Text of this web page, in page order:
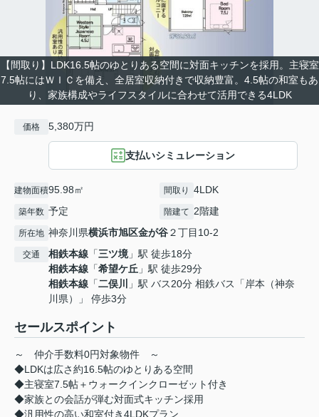
【間取り】LDK16.5帖のゆとりある空間に対面キッチンを採用。主寝室
7.5帖にはＷＩＣを備え、全居室収納付きで収納豊富。4.5帖の和室もあ
り、家族構成やライフスタイルに合わせて活用できる4LDK
価格 5,380万円
支払いシミュレーション
建物面積95.98㎡ 間取り 4LDK
築年数 予定 階建て 2階建
所在地 神奈川県横浜市旭区金が谷２丁目10-2
交通 相鉄本線 「三ツ境」駅 徒歩18分
相鉄本線 「希望ケ丘 」駅 徒歩29分
相鉄本線 「二俣川
」駅 バス20分 相鉄バス「岸本（神奈
川県）」 停歩3分
セールスポイント
～ 仲介手数料0円対象物件 ～
◆LDKは広さ約16.5帖のゆとりある空間
◆主寝室7.5帖＋ウォークインクローゼット付き
◆家族との会話が弾む対面式キッチン採用
◆汎用性の高い和室付き4LDKプラン